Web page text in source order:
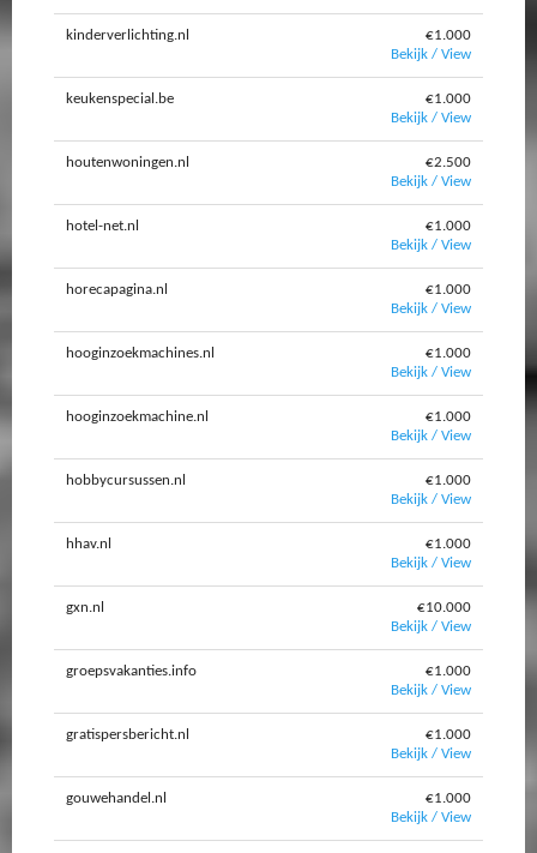
kinderverlichting.nl
€1.000
Bekijk / View
keukenspecial.be
€1.000
Bekijk / View
houtenwoningen.nl
€2.500
Bekijk / View
hotel-net.nl
€1.000
Bekijk / View
horecapagina.nl
€1.000
Bekijk / View
hooginzoekmachines.nl
€1.000
Bekijk / View
hooginzoekmachine.nl
€1.000
Bekijk / View
hobbycursussen.nl
€1.000
Bekijk / View
hhav.nl
€1.000
Bekijk / View
gxn.nl
€10.000
Bekijk / View
groepsvakanties.info
€1.000
Bekijk / View
gratispersbericht.nl
€1.000
Bekijk / View
gouwehandel.nl
€1.000
Bekijk / View